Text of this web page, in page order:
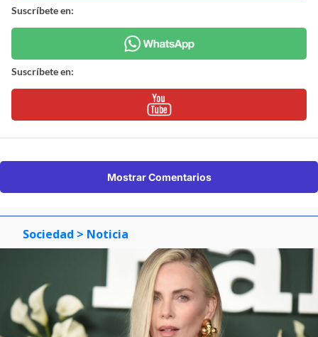
Suscríbete en:
Suscríbete en:
Mostrar Comentarios
Sociedad > Noticia